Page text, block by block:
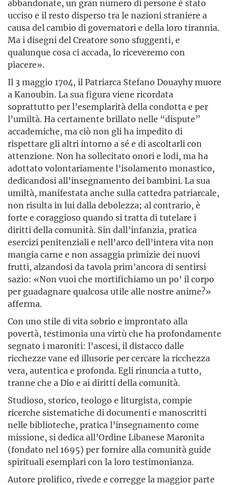
abbandonate, un gran numero di persone è stato
ucciso e il resto disperso tra le nazioni straniere a
causa del cambio di governatori e della loro tirannia.
Ma i disegni del Creatore sono sfuggenti, e
qualunque cosa ci accada, lo riceveremo con
piacere».
Il 3 maggio 1704, il Patriarca Stefano Douayhy muore
a Kanoubin. La sua figura viene ricordata
soprattutto per l’esemplarità della condotta e per
l’umiltà. Ha certamente brillato nelle “dispute”
accademiche, ma ciò non gli ha impedito di
rispettare gli altri intorno a sé e di ascoltarli con
attenzione. Non ha sollecitato onori e lodi, ma ha
adottato volontariamente l’isolamento monastico,
dedicandosi all’insegnamento dei bambini. La sua
umiltà, manifestata anche sulla cattedra patriarcale,
non risulta in lui dalla debolezza; al contrario, è
forte e coraggioso quando si tratta di tutelare i
diritti della comunità. Sin dall’infanzia, pratica
esercizi penitenziali e nell’arco dell’intera vita non
mangia carne e non assaggia primizie dei nuovi
frutti, alzandosi da tavola prim’ancora di sentirsi
sazio: «Non vuoi che mortifichiamo un po’ il corpo
per guadagnare qualcosa utile alle nostre anime?»
afferma.
Con uno stile di vita sobrio e improntato alla
povertà, testimonia una virtù che ha profondamente
segnato i maroniti: l’ascesi, il distacco dalle
ricchezze vane ed illusorie per cercare la ricchezza
vera, autentica e profonda. Egli rinuncia a tutto,
tranne che a Dio e ai diritti della comunità.
Studioso, storico, teologo e liturgista, compie
ricerche sistematiche di documenti e manoscritti
nelle biblioteche, pratica l’insegnamento come
missione, si dedica all’Ordine Libanese Maronita
(fondato nel 1695) per fornire alla comunità guide
spirituali esemplari con la loro testimonianza.
Autore prolifico, rivede e corregge la maggior parte